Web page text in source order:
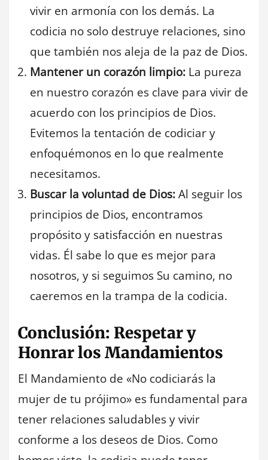
vivir en armonía con los demás. La
codicia no solo destruye relaciones, sino
que también nos aleja de la paz de Dios.
Mantener un corazón limpio: La pureza
en nuestro corazón es clave para vivir de
acuerdo con los principios de Dios.
Evitemos la tentación de codiciar y
enfoquémonos en lo que realmente
necesitamos.
Buscar la voluntad de Dios:Al seguir los
principios de Dios, encontramos
propósito y satisfacción en nuestras
vidas. Él sabe lo que es mejor para
nosotros, y si seguimos Su camino, no
caeremos en la trampa de la codicia.
Conclusión: Respetar y
Honrar los Mandamientos
El Mandamiento de «No codiciarás la
mujer de tu prójimo» es fundamental para
tener relaciones saludables y vivir
conforme a los deseos de Dios. Como